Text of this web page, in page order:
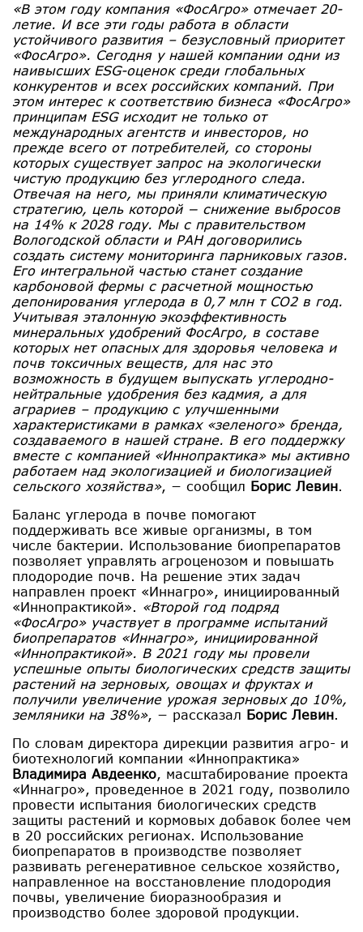
«В этом году компания «ФосАгро» отмечает 20-
летие. И все эти годы работа в области
устойчивого развития – безусловный приоритет
«ФосАгро». Сегодня у нашей компании одни из
наивысших ESG-оценок среди глобальных
конкурентов и всех российских компаний. При
этом интерес к соответствию бизнеса «ФосАгро»
принципам ESG исходит не только от
международных агентств и инвесторов, но
прежде всего от потребителей, со стороны
которых существует запрос на экологически
чистую продукцию без углеродного следа.
Отвечая на него, мы приняли климатическую
стратегию, цель которой − снижение выбросов
на 14% к 2028 году. Мы с правительством
Вологодской области и РАН договорились
создать систему мониторинга парниковых газов.
Его интегральной частью станет создание
карбоновой фермы с расчетной мощностью
депонирования углерода в 0,7 млн т СО2 в год.
Учитывая эталонную экоэффективность
минеральных удобрений ФосАгро, в составе
которых нет опасных для здоровья человека и
почв токсичных веществ, для нас это
возможность в будущем выпускать углеродно-
нейтральные удобрения без кадмия, а для
аграриев – продукцию с улучшенными
характеристиками в рамках «зеленого» бренда,
создаваемого в нашей стране. В его поддержку
вместе с компанией «Иннопрактика» мы активно
работаем над экологизацией и биологизацией
сельского хозяйства», − сообщил Борис Левин.
Баланс углерода в почве помогают
поддерживать все живые организмы, в том
числе бактерии. Использование биопрепаратов
позволяет управлять агроценозом и повышать
плодородие почв. На решение этих задач
направлен проект «Иннагро», инициированный
«Иннопрактикой». «Второй год подряд
«ФосАгро» участвует в программе испытаний
биопрепаратов «Иннагро», инициированной
«Иннопрактикой». В 2021 году мы провели
успешные опыты биологических средств защиты
растений на зерновых, овощах и фруктах и
получили увеличение урожая зерновых до 10%,
земляники на 38%», − рассказал Борис Левин.
По словам директора дирекции развития агро- и
биотехнологий компании «Иннопрактика»
Владимира Авдеенко, масштабирование проекта
«Иннагро», проведенное в 2021 году, позволило
провести испытания биологических средств
защиты растений и кормовых добавок более чем
в 20 российских регионах. Использование
биопрепаратов в производстве позволяет
развивать регенеративное сельское хозяйство,
направленное на восстановление плодородия
почвы, увеличение биоразнообразия и
производство более здоровой продукции.